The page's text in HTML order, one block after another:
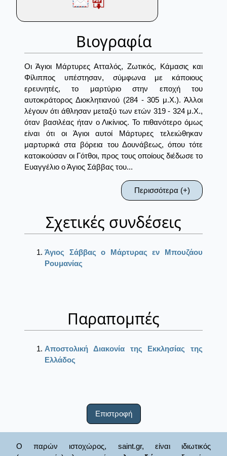
Βιογραφία
Οι Άγιοι Μάρτυρες Ατταλός, Ζωτικός, Κάμασις και
Φίλιππος υπέστησαν, σύμφωνα με κάποιους
ερευνητές, το μαρτύριο στην εποχή του
αυτοκράτορος Διοκλητιανού (284 - 305 μ.Χ.). Άλλοι
λέγουν ότι άθλησαν μεταξύ των ετών 319 - 324 μ.Χ.,
όταν βασιλέας ήταν ο Λικίνιος. Το πιθανότερο όμως
είναι ότι οι Άγιοι αυτοί Μάρτυρες τελειώθηκαν
μαρτυρικά στα βόρεια του Δουνάβεως, όπου τότε
κατοικούσαν οι Γότθοι, προς τους οποίους διέδωσε το
Ευαγγέλιο ο Άγιος Σάββας του...
Περισσότερα (+)
Σχετικές συνδέσεις
Άγιος Σάββας ο Μάρτυρας εν Μπουζάου
Ρουμανίας
Παραπομπές
Αποστολική Διακονία της Εκκλησίας της
Ελλάδος
Επιστροφή
Ο παρών ιστοχώρος, saint.gr, είναι ιδιωτικός